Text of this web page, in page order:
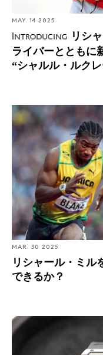
MAY. 14 2025
Introducing リシ
ライバーとともに
“シャルル・ルク
リシャール・ミルを
か？
MAR. 30 2025
リシャール・ミル
できるか？
Introducing: リシャー
ビヨン スプリットセ